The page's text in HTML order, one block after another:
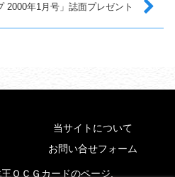
2000年1月号」誌面プレゼント
当サイトについて
お問い合せフォーム
ＯＣＧカードのページ.